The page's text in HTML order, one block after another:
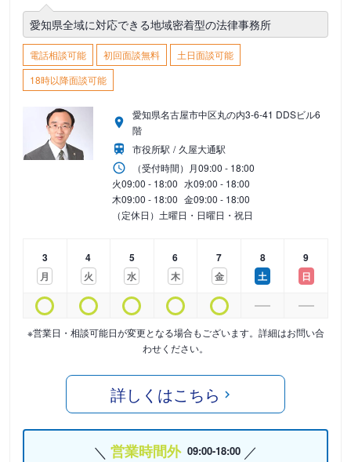
愛知県全域に対応できる地域密着型の法律事務所
電話相談可能 初回面談無料
土日面談可能
18時以降面談可能
愛知県名古屋市中区丸の内3-6-41 DDSビル6
階
市役所駅
久屋大通駅
（受付時間） 月09:00 - 18:00
火09:00 - 18:00 水09:00 - 18:00
木09:00 - 18:00 金09:00 - 18:00
（定休日）土曜日・日曜日・祝日
3
月
4
火
5
水
6
木
7
金
8
土
9
日
※営業日・相談可能日が変更となる場合もございます。詳細はお問い合
わせください。
詳しくはこちら
営業時間外 09:00-18:00